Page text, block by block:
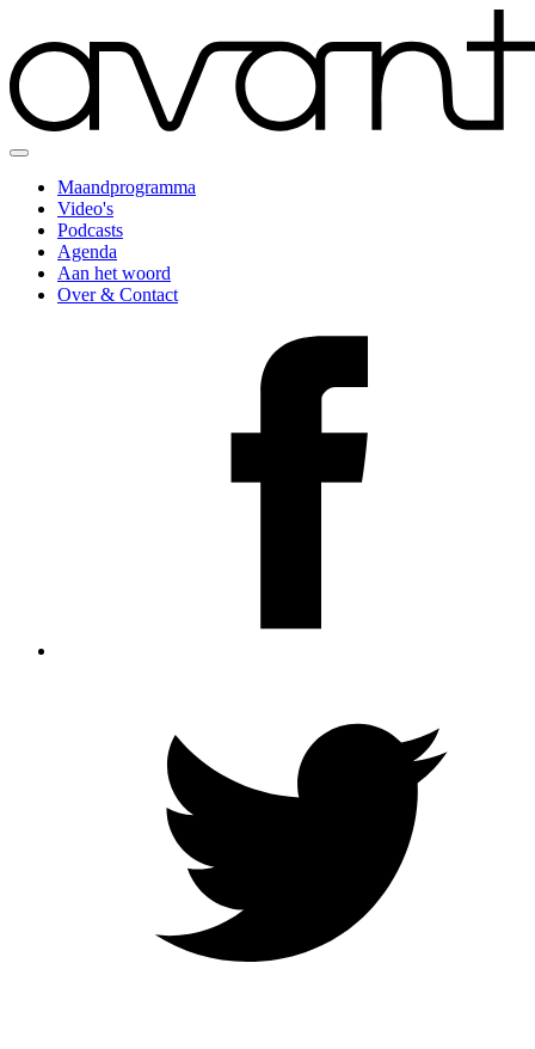
Maandprogramma
Video's
Podcasts
Agenda
Aan het woord
Over & Contact